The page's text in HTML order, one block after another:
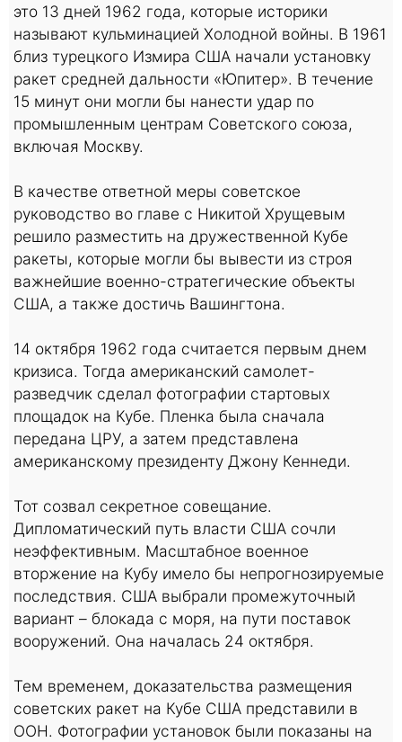
это 13 дней 1962 года, которые историки
называют кульминацией Холодной войны. В 1961
близ турецкого Измира США начали установку
ракет средней дальности «Юпитер». В течение
15 минут они могли бы нанести удар по
промышленным центрам Советского союза,
включая Москву.
В качестве ответной меры советское
руководство во главе с Никитой Хрущевым
решило разместить на дружественной Кубе
ракеты, которые могли бы вывести из строя
важнейшие военно-стратегические объекты
США, а также достичь Вашингтона.
14 октября 1962 года считается первым днем
кризиса. Тогда американский самолет-
разведчик сделал фотографии стартовых
площадок на Кубе. Пленка была сначала
передана ЦРУ, а затем представлена
американскому президенту Джону Кеннеди.
Тот созвал секретное совещание.
Дипломатический путь власти США сочли
неэффективным. Масштабное военное
вторжение на Кубу имело бы непрогнозируемые
последствия. США выбрали промежуточный
вариант – блокада с моря, на пути поставок
вооружений. Она началась 24 октября.
Тем временем, доказательства размещения
советских ракет на Кубе США представили в
ООН. Фотографии установок были показаны на